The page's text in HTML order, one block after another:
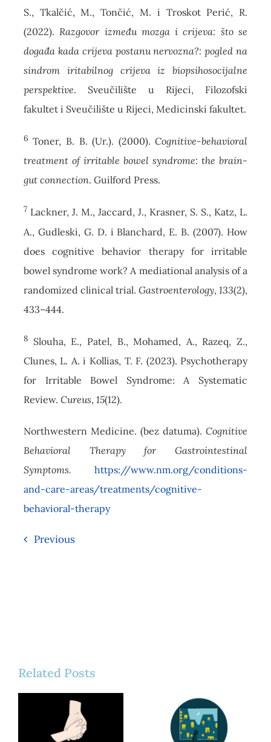
S., Tkalčić, M., Tončić, M. i Troskot Perić, R.
(2022).Razgovor između mozga i crijeva: što se
događa kada crijeva postanu nervozna?: pogled na
sindrom iritabilnog crijeva iz biopsihosocijalne
perspektive. Sveučilište u Rijeci, Filozofski
fakultet i Sveučilište u Rijeci, Medicinski fakultet.
6 Toner, B. B. (Ur.). (2000).Cognitive-behavioral
treatment of irritable bowel syndrome: the brain-
gut connection. Guilford Press.
7 Lackner, J. M., Jaccard, J., Krasner, S. S., Katz, L.
A., Gudleski, G. D. i Blanchard, E. B. (2007). How
does cognitive behavior therapy for irritable
bowel syndrome work? A mediational analysis of a
randomized clinical trial.Gastroenterology,133(2),
433–444.
8Slouha, E., Patel, B., Mohamed, A., Razeq, Z.,
Clunes, L. A. i Kollias, T. F. (2023). Psychotherapy
for Irritable Bowel Syndrome: A Systematic
Review. Cureus, 15(12).
Northwestern Medicine. (bez datuma).Cognitive
Behavioral Therapy for Gastrointestinal
Symptoms.https://www.nm.org/conditions-
and-care-areas/treatments/cognitive-
behavioral-therapy
Previous
Related Posts